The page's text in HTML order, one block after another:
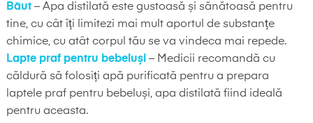
Băut – Apa distilată este gustoasă și sănătoasă pentru
tine, cu cât îți limitezi mai mult aportul de substanțe
chimice, cu atât corpul tău se va vindeca mai repede.
Lapte praf pentru bebeluși – Medicii recomandă cu
căldură să folosiți apă purificată pentru a prepara
laptele praf pentru bebeluși, apa distilată fiind ideală
pentru aceasta.